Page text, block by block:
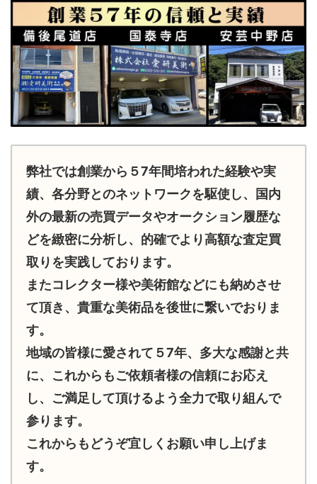
弊社では創業から５7年間培われた経験や実
績、各分野とのネットワークを駆使し、国内
外の最新の売買データやオークション履歴な
どを緻密に分析し、的確でより高額な査定買
取りを実践しております。
またコレクター様や美術館などにも納めさせ
て頂き、貴重な美術品を後世に繋いでおりま
す。
地域の皆様に愛されて５7年、多大な感謝と共
に、これからもご依頼者様の信頼にお応え
し、ご満足して頂けるよう全力で取り組んで
参ります。
これからもどうぞ宜しくお願い申し上げま
す。